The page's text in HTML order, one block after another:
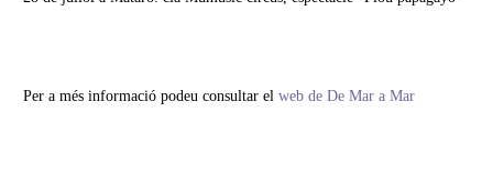
Per a més informació podeu consultar el web de De Mar a Mar